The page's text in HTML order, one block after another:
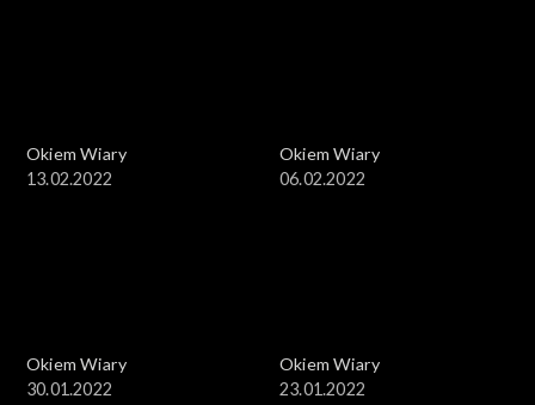
Okiem Wiary
13.02.2022
Okiem Wiary
06.02.2022
Okiem Wiary
30.01.2022
Okiem Wiary
23.01.2022